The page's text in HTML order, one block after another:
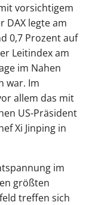
vorsichtigem
DAX legte am
0,7 Prozent auf
Leitindex am
im Nahen
war. Im
allem das mit
US-Präsident
Xi Jinping in
im
größten
treffen sich